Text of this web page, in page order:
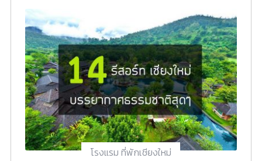
โรงแรม ที่พักเชียงใหม่